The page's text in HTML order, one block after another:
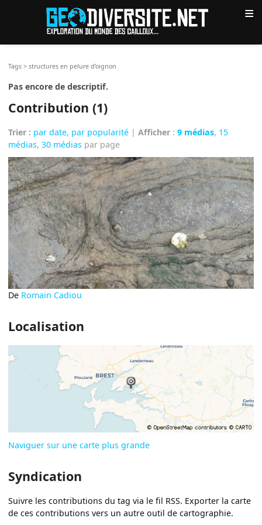
≡
Tags >structures en pelure d’oignon
Pas encore de descriptif.
Contribution (1)
Trier : par date, par popularité |Afficher :9 médias, 15
médias,30 médias par page
De Romain Cadiou
Localisation
Naviguer sur une carte plus grande
Syndication
Suivre les contributions du tag via le fil RSS. Exporter la carte
de ces contributions vers un autre outil de cartographie.